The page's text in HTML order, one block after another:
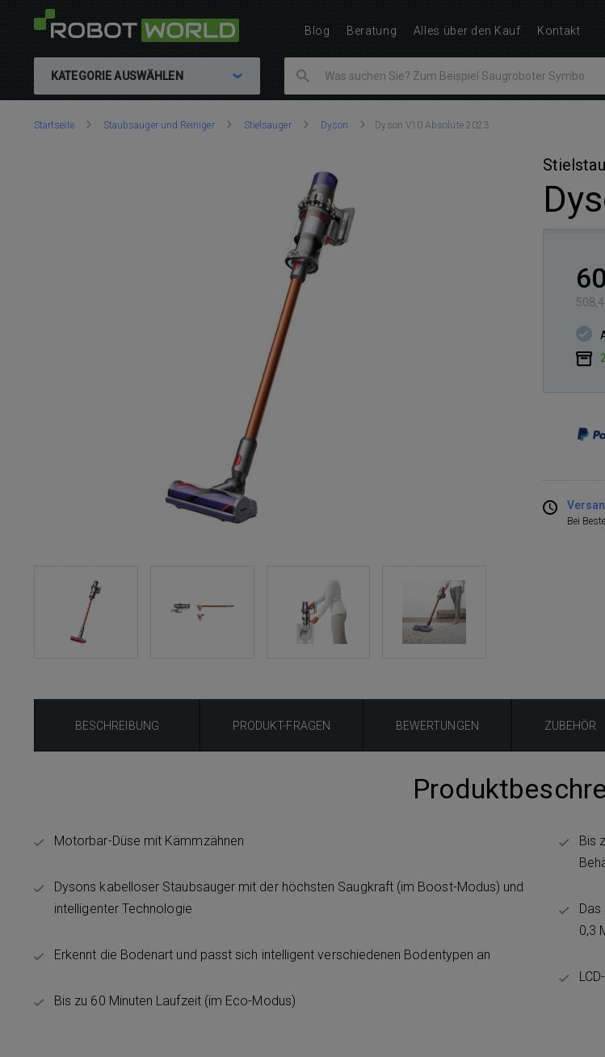
KATEGORIE AUSWÄHLEN
Sie
Startseite Staubsauger und Reiniger Stielsauger Dyson Dyson V10 Absolute 2023
Bei
BESCHREIBUNG PRODUKT-FRAGEN BEWERTUNGEN ZUBEHÖR
Motorbar-Düse mit Kämmzähnen
Dysons kabelloser Staubsauger mit der höchsten Saugkraft (im Boost-Modus) und
intelligenter Technologie
Erkennt die Bodenart und passt sich intelligent verschiedenen Bodentypen an
Bis zu 60 Minuten Laufzeit (im Eco-Modus)
Bis
0,3
Blog Beratung Alles über den Kauf Kontakt